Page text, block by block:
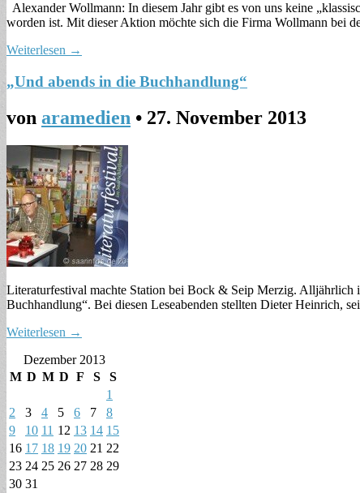
Alexander Wollmann: In diesem Jahr gibt es von uns keine
worden ist. Mit dieser Aktion möchte sich die Firma Wollmann bei
Weiterlesen →
„Und abends in die Buchhandlung“
von aramedien • 27. November 2013
Literaturfestival machte Station bei Bock & Seip Merzig. Alljährlich
Buchhandlung“. Bei diesen Leseabenden stellten Dieter Heinrich,
Weiterlesen →
Dezember 2013
M D M D F S
S
1
2
3 4 5 6 7
8
9
10 11 12 13 14 15
16 17 18 19 20 21 22
23 24 25 26 27 28 29
30 31